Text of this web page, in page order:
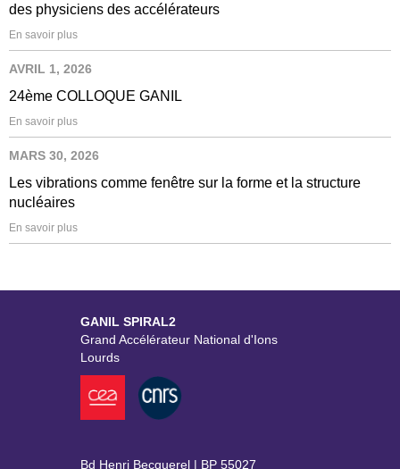
des physiciens des accélérateurs
En savoir plus
AVRIL 1, 2026
24ème COLLOQUE GANIL
En savoir plus
MARS 30, 2026
Les vibrations comme fenêtre sur la forme et la structure
nucléaires
En savoir plus
GANIL SPIRAL2
Grand Accélérateur National d'Ions
Lourds
Bd Henri Becquerel | BP 55027